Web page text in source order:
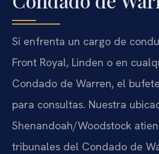
Si enfrenta un cargo de
Front Royal, Linden o en
Condado de Warren, el
para consultas. Nuestra
Shenandoah/Woodstock
tribunales del Condado de